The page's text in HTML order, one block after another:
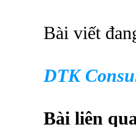
Bài viết
DTK
Bài liên